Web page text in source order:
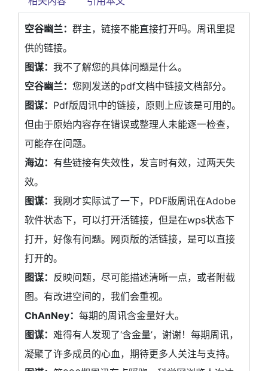
空谷幽兰： 群主，链接不能直接打开吗。周讯里提
供的链接。
图谋： 我不了解您的具体问题是什么。
空谷幽兰： 您刚发送的pdf文档中链接文档部分。
图谋： Pdf版周讯中的链接，原则上应该是可用的。
但由于原始内容存在错误或整理人未能逐一检查，
可能存在问题。
海边： 有些链接有失效性，发言时有效，过两天失
效。
图谋： 我刚才实际试了一下，PDF版周讯在Adobe
软件状态下，可以打开活链接，但是在wps状态下
打开，好像有问题。网页版的活链接，是可以直接
打开的。
图谋： 反映问题，尽可能描述清晰一点，或者附截
图。有改进空间的，我们会重视。
ChAnNey： 每期的周讯含金量好大。
图谋： 难得有人发现了‘含金量’，谢谢！每期周讯，
凝聚了许多成员的心血，期待更多人关注与支持。